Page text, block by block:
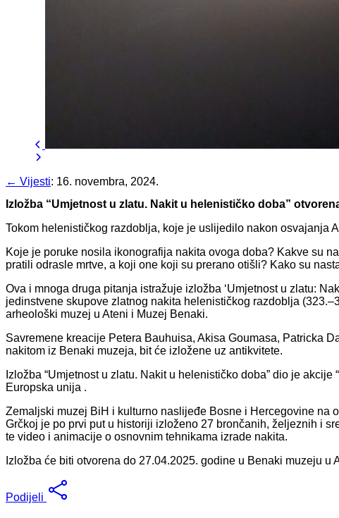
← Vijesti: 16. novembra, 2024.
Izložba “Umjetnost u zlatu. Nakit u helenističko doba”
Tokom helenističkog razdoblja, koje je uslijedilo nakon osvajanja
Koje je poruke nosila ikonografija nakita ovoga doba? Kakve su
pratili odrasle mrtve, a koji one koji su prerano otišli? Kako su
Ova i mnoga druga pitanja istražuje izložba ‘Umjetnost u zlatu:
jedinstvene skupove zlatnog nakita helenističkog razdoblja
arheološki muzej u Ateni i Muzej Benaki.
Savremene kreacije Petera Bauhuisa, Akisa Goumasa, Patricka
nakitom iz Benaki muzeja, bit će izložene uz antikvitete.
Izložba “Umjetnost u zlatu. Nakit u helenističko doba” dio je
Europska unija .
Zemaljski muzej BiH i kulturno naslijeđe Bosne i Hercegovine na
Grčkoj je po prvi put u historiji izloženo 27 brončanih, željeznih i
te video i animacije o osnovnim tehnikama izrade nakita.
Izložba će biti otvorena do 27.04.2025. godine u Benaki muzeju u
Podijeli